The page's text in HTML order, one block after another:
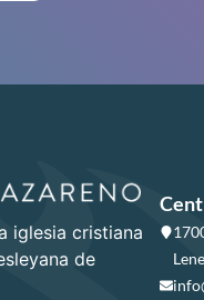
iglesia cristiana
de